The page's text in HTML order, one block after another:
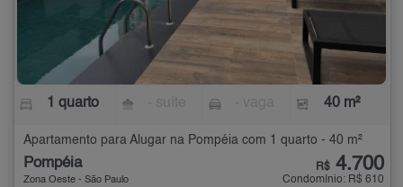
1 quarto 40 m²
Apartamento para Alugar na Pompéia com 1 quarto - 40 m²
Pompéia
Zona Oeste - São Paulo
R$ 4.700
Condomínio: R$ 610